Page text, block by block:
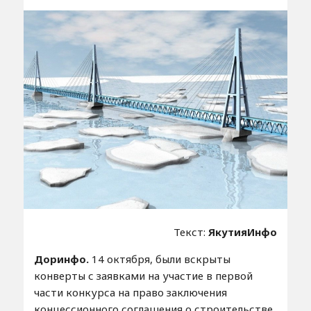
Текст: ЯкутияИнфо
Доринфо.14 октября, были вскрыты
конверты с заявками на участие в первой
части конкурса на право заключения